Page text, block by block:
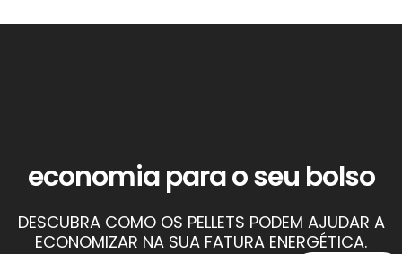
economia para o seu bolso
DESCUBRA COMO OS PELLETS PODEM AJUDAR A
ECONOMIZAR NA SUA FATURA ENERGÉTICA.